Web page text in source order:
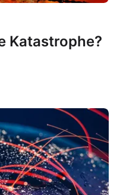
Katastrophe?